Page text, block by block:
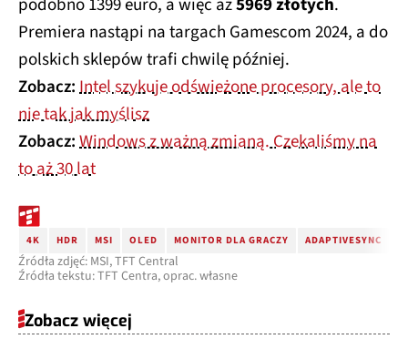
Premiera nastąpi na targach Gamescom 2024, a do
polskich sklepów trafi chwilę później.
Zobacz:Intel szykuje odświeżone procesory, ale to
nie tak jak myślisz
Zobacz:Windows z ważną zmianą. Czekaliśmy na
to aż 30 lat
4K HDR MSI OLED MONITOR DLA GRACZY ADAPTIVESYNC
Źródła zdjęć: MSI, TFT Central
Źródła tekstu: TFT Centra, oprac. własne
Zobacz więcej